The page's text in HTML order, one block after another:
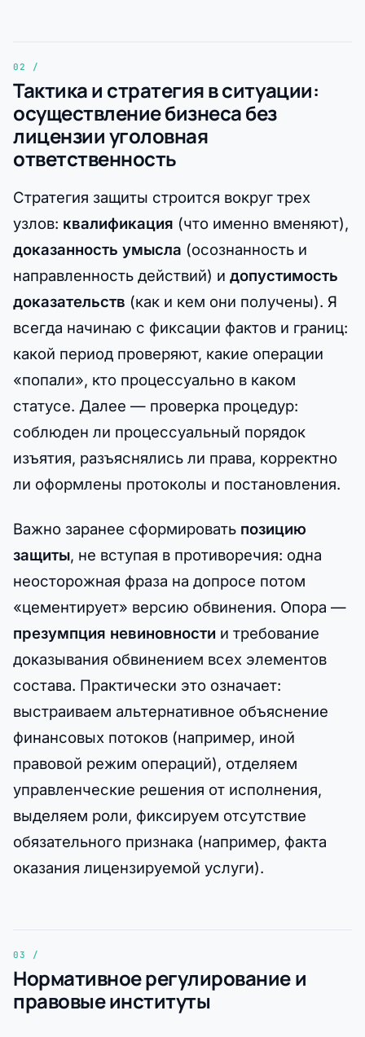
Тактика и стратегия в ситуации:
осуществление бизнеса без
лицензии уголовная
ответственность
Стратегия защиты строится вокруг трех
узлов: квалификация (что именно вменяют),
доказанность умысла (осознанность и
направленность действий) и допустимость
доказательств (как и кем они получены). Я
всегда начинаю с фиксации фактов и границ:
какой период проверяют, какие операции
«попали», кто процессуально в каком
статусе. Далее — проверка процедур:
соблюден ли процессуальный порядок
изъятия, разъяснялись ли права, корректно
ли оформлены протоколы и постановления.
Важно заранее сформировать позицию
защиты, не вступая в противоречия: одна
неосторожная фраза на допросе потом
«цементирует» версию обвинения. Опора —
презумпция невиновности и требование
доказывания обвинением всех элементов
состава. Практически это означает:
выстраиваем альтернативное объяснение
финансовых потоков (например, иной
правовой режим операций), отделяем
управленческие решения от исполнения,
выделяем роли, фиксируем отсутствие
обязательного признака (например, факта
оказания лицензируемой услуги).
Нормативное регулирование и
правовые институты